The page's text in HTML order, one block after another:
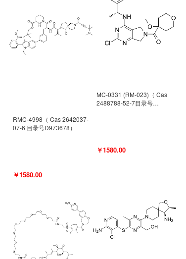
RMC-4998（ Cas 2642037-
07-6 目录号D973678）
￥1580.00
MC-0331 (RM-023)（ Cas
2488788-52-7目录号
￥1580.00